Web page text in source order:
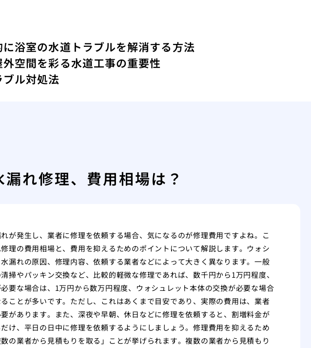
浴室の水道トラブルを解消する方法
外空間を彩る水道工事の重要性
ル対処法
れ修理、費用相場は？
が発生し、業者に修理を依頼する場合、気になるのが修理費用ですよね。こ
理の費用相場と、費用を抑えるためのポイントについて解説します。ウォシ
漏れの原因、修理内容、依頼する業者などによって大きく異なります。一般
掃やパッキン交換など、比較的軽微な修理であれば、数千円から1万円程度、
要な場合は、1万円から数万円程度、ウォシュレット本体の交換が必要な場合
ことが多いです。ただし、これはあくまで目安であり、実際の費用は、業者
があります。また、深夜や早朝、休日などに修理を依頼すると、割増料金が
け、平日の日中に修理を依頼するようにしましょう。修理費用を抑えるため
の業者から見積もりを取る」ことが挙げられます。複数の業者から見積もり